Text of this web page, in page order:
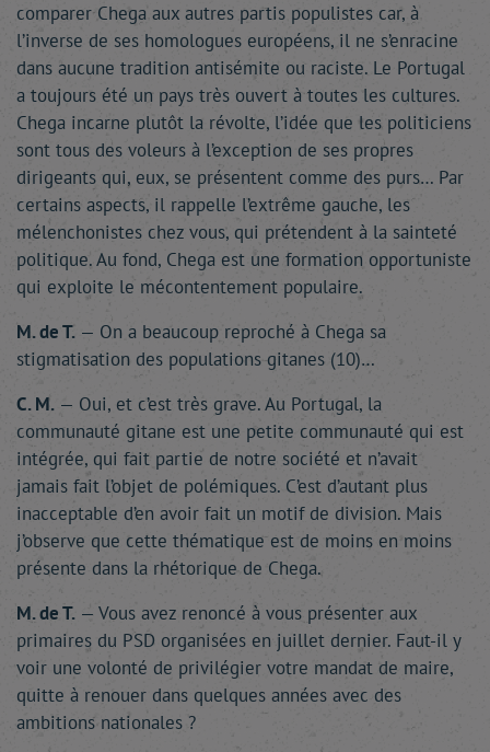
comparer Chega aux autres partis populistes car, à
l’inverse de ses homologues européens, il ne s’enracine
dans aucune tradition antisémite ou raciste. Le Portugal
a toujours été un pays très ouvert à toutes les cultures.
Chega incarne plutôt la révolte, l’idée que les politiciens
sont tous des voleurs à l’exception de ses propres
dirigeants qui, eux, se présentent comme des purs… Par
certains aspects, il rappelle l’extrême gauche, les
mélenchonistes chez vous, qui prétendent à la sainteté
politique. Au fond, Chega est une formation opportuniste
qui exploite le mécontentement populaire.
M. de T. — On a beaucoup reproché à Chega sa
stigmatisation des populations gitanes (10)…
C. M. — Oui, et c’est très grave. Au Portugal, la
communauté gitane est une petite communauté qui est
intégrée, qui fait partie de notre société et n’avait
jamais fait l’objet de polémiques. C’est d’autant plus
inacceptable d’en avoir fait un motif de division. Mais
j’observe que cette thématique est de moins en moins
présente dans la rhétorique de Chega.
M. de T. — Vous avez renoncé à vous présenter aux
primaires du PSD organisées en juillet dernier. Faut-il y
voir une volonté de privilégier votre mandat de maire,
quitte à renouer dans quelques années avec des
ambitions nationales ?